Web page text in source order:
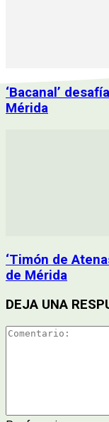
‘Bacanal’
Mérida
‘Timón de
de Mérida
DEJA UNA